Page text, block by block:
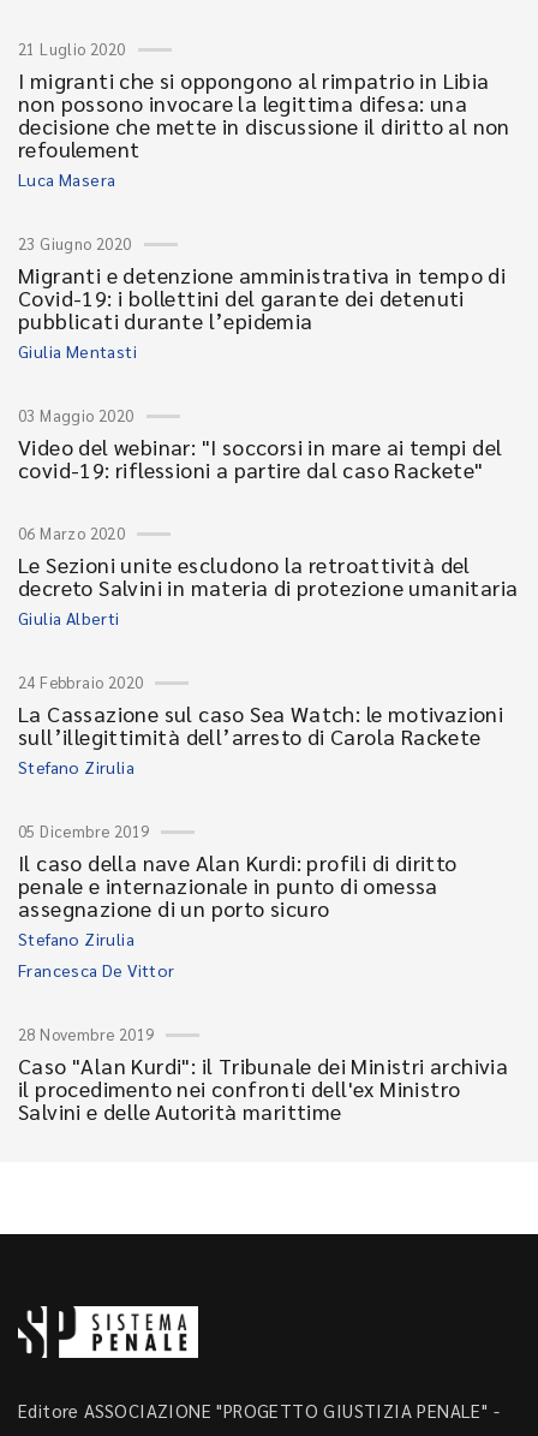
21 Luglio 2020
I migranti che si oppongono al rimpatrio in Libia
non possono invocare la legittima difesa: una
decisione che mette in discussione il diritto al non
refoulement
Luca Masera
23 Giugno 2020
Migranti e detenzione amministrativa in tempo di
Covid-19: i bollettini del garante dei detenuti
pubblicati durante l’epidemia
Giulia Mentasti
03 Maggio 2020
Video del webinar: "I soccorsi in mare ai tempi del
covid-19: riflessioni a partire dal caso Rackete"
06 Marzo 2020
Le Sezioni unite escludono la retroattività del
decreto Salvini in materia di protezione umanitaria
Giulia Alberti
24 Febbraio 2020
La Cassazione sul caso Sea Watch: le motivazioni
sull’illegittimità dell’arresto di Carola Rackete
Stefano Zirulia
05 Dicembre 2019
Il caso della nave Alan Kurdi: profili di diritto
penale e internazionale in punto di omessa
assegnazione di un porto sicuro
Stefano Zirulia
Francesca De Vittor
28 Novembre 2019
Caso "Alan Kurdi": il Tribunale dei Ministri archivia
il procedimento nei confronti dell'ex Ministro
Salvini e delle Autorità marittime
Editore ASSOCIAZIONE "PROGETTO GIUSTIZIA PENALE" -